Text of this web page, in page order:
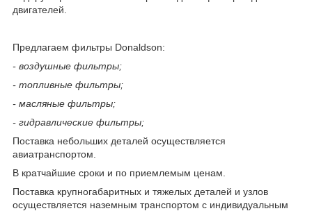
двигателей.
Предлагаем фильтры Donaldson:
- воздушные фильтры;
- топливные фильтры;
- масляные фильтры;
- гидравлические фильтры;
Поставка небольших деталей осуществляется
авиатранспортом.
В кратчайшие сроки и по приемлемым ценам.
Поставка крупногабаритных и тяжелых деталей и узлов
осуществляется наземным транспортом с индивидуальным